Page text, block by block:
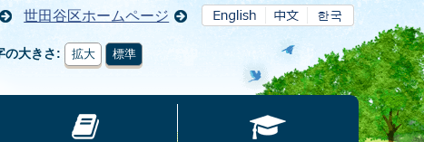
世田谷区ホームページ
の大きさ 拡大 標準